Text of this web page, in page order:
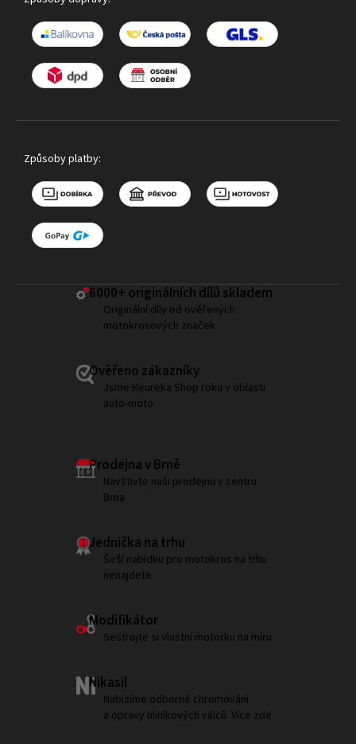
Způsoby platby:
6000+ ​originálních dílů skladem
Originální díly od ověřených
motokrosových značek
Ověřeno zákazníky
Jsme Heureka Shop roku v oblasti
auto-moto
Prodejna v Brně
Navštivte naši prodejnu v centru
Brna
Jednička na trhu
Širší nabídku pro motokros na trhu
nenajdete
Modifikátor
Sestrojte si vlastní motorku na míru
Nikasil
Nabízíme odborné chromování
a opravy hliníkových válců. Více zde